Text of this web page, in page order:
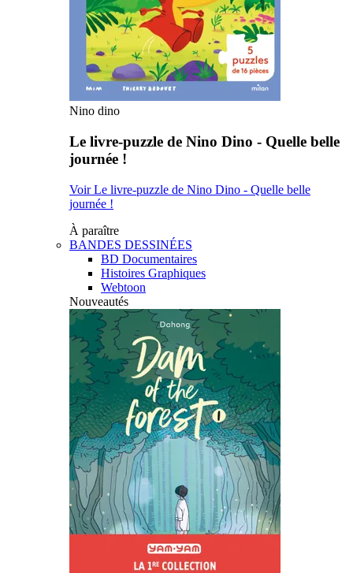
Nino dino
Le livre-puzzle de Nino Dino - Quelle belle
journée !
Voir Le livre-puzzle de Nino Dino - Quelle belle
journée !
À paraître
BANDES DESSINÉES
BD Documentaires
Histoires Graphiques
Webtoon
Nouveautés